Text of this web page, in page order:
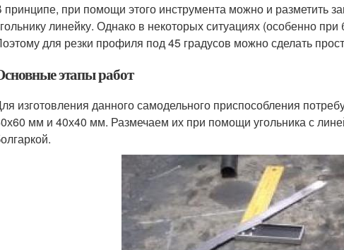
принципе, при помощи этого инструмента можно и разметить
линейку. Однако в некоторых ситуациях (особенно
для резки профиля под 45 градусов можно сделать
этапы работ
изготовления данного самодельного приспособления
мм и 40х40 мм. Размечаем их при помощи угольника с